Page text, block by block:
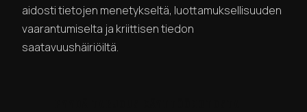
aidosti tietojen menetykseltä, luottamuksellisuuden
vaarantumiselta ja kriittisen tiedon
saatavuushäiriöiltä.